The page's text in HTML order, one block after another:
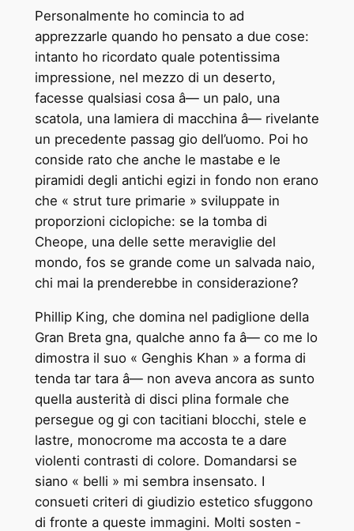
Personalmente ho comincia ­to ad
apprezzarle quando ho pensato a due cose:
intanto ho ricordato quale potentissima
impressione, nel mezzo di un deserto,
facesse qualsiasi cosa â— un palo, una
scatola, una lamiera di macchina â— rivelante
un precedente passag ­gio dell’uomo. Poi ho
conside ­rato che anche le mastabe e le
piramidi degli antichi egizi in fondo non erano
che « strut ­ture primarie » sviluppate in
proporzioni ciclopiche: se la tomba di
Cheope, una delle sette meraviglie del
mondo, fos ­se grande come un salvada ­naio,
chi mai la prenderebbe in considerazione?
Phillip King, che domina nel padiglione della
Gran Breta ­gna, qualche anno fa â— co ­me lo
dimostra il suo « Genghis Khan » a forma di
tenda tar ­tara â— non aveva ancora as ­sunto
quella austerità di disci ­plina formale che
persegue og ­gi con tacitiani blocchi, stele e
lastre, monocrome ma accosta ­te a dare
violenti contrasti di colore. Domandarsi se
siano « belli » mi sembra insensato. I
consueti criteri di giudizio estetico sfuggono
di fronte a queste immagini. Molti sosten ­